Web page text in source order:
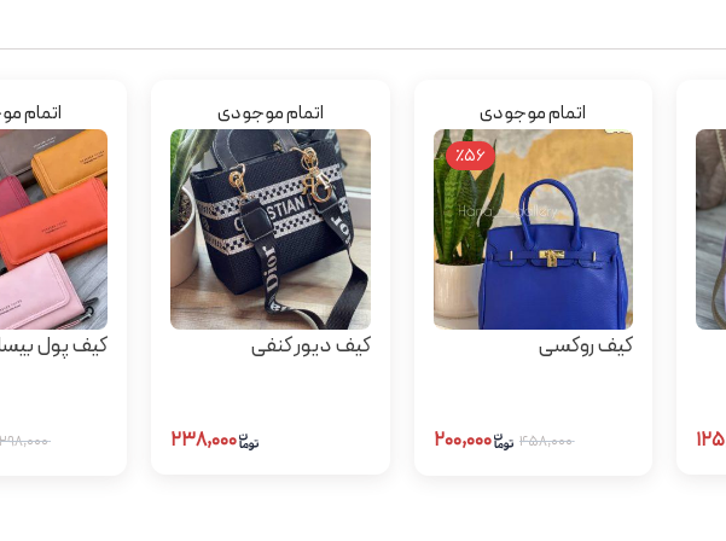
اتمام موجودی
٪56
کیف روکسی
۴۵۸,۰۰۰ ۲۰۰,۰۰۰
اتمام موجودی
کیف دیور کنفی
۲۳۸,۰۰۰
اتمام
کیف پول
۲۹۸,۰۰۰